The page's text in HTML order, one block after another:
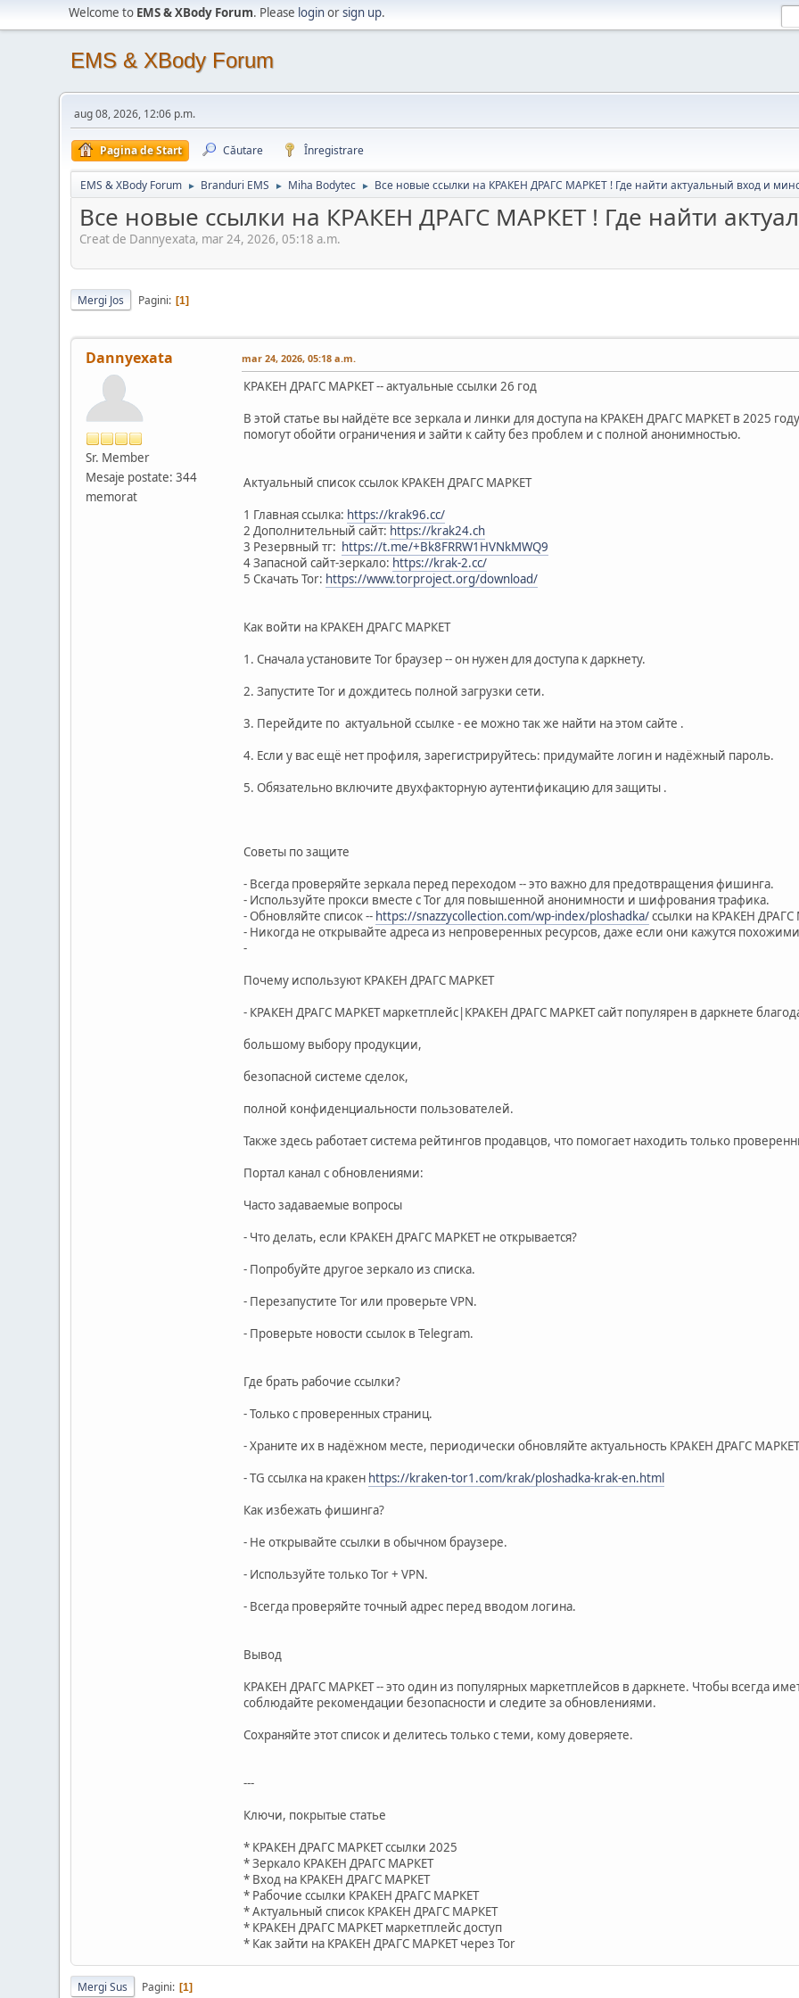
Welcome to EMS & XBody Forum. Please loginorsign up.
EMS & XBody Forum
aug 08, 2026, 12:06 p.m.
Pagina de Start Căutare Înregistrare
EMS & XBody Forum ► Branduri EMS ► Miha Bodytec ► Все новые ссылки на КРАКЕН ДРАГС МАРКЕТ ! Где найти актуальный вход и
Все новые ссылки на КРАКЕН ДРАГС МАРКЕТ ! Где найти
Creat de Dannyexata, mar 24, 2026, 05:18 a.m.
Mergi Jos Pagini 1
Dannyexata
Sr. Member
Mesaje postate: 344
memorat
mar 24, 2026, 05:18 a.m.
КРАКЕН ДРАГС МАРКЕТ -- актуальные ссылки 26 год
В этой статье вы найдёте все зеркала и линки для доступа на КРАКЕН ДРАГС МАРКЕТ в 2025
помогут обойти ограничения и зайти к сайту без проблем и с полной анонимностью.
Актуальный список ссылок КРАКЕН ДРАГС МАРКЕТ
1 Главная ссылка: https://krak96.cc/
2 Дополнительный сайт: https://krak24.ch
3 Резервный тг: https://t.me/+Bk8FRRW1HVNkMWQ9
4 Запасной сайт-зеркало: https://krak-2.cc/
5 Скачать Tor: https://www.torproject.org/download/
Как войти на КРАКЕН ДРАГС МАРКЕТ
1. Сначала установите Tor браузер -- он нужен для доступа к даркнету.
2. Запустите Tor и дождитесь полной загрузки сети.
3. Перейдите по актуальной ссылке - ее можно так же найти на этом сайте .
4. Если у вас ещё нет профиля, зарегистрируйтесь: придумайте логин и надёжный пароль.
5. Обязательно включите двухфакторную аутентификацию для защиты .
Советы по защите
- Всегда проверяйте зеркала перед переходом -- это важно для предотвращения фишинга.
- Используйте прокси вместе с Tor для повышенной анонимности и шифрования трафика.
- Обновляйте список -- https://snazzycollection.com/wp-index/ploshadka/ссылки на КРАКЕН ДРАГС
- Никогда не открывайте адреса из непроверенных ресурсов, даже если они кажутся
-
Почему используют КРАКЕН ДРАГС МАРКЕТ
- КРАКЕН ДРАГС МАРКЕТ маркетплейс|КРАКЕН ДРАГС МАРКЕТ сайт популярен в даркнете
большому выбору продукции,
безопасной системе сделок,
полной конфиденциальности пользователей.
Также здесь работает система рейтингов продавцов, что помогает находить только
Портал канал с обновлениями:
Часто задаваемые вопросы
- Что делать, если КРАКЕН ДРАГС МАРКЕТ не открывается?
- Попробуйте другое зеркало из списка.
- Перезапустите Tor или проверьте VPN.
- Проверьте новости ссылок в Telegram.
Где брать рабочие ссылки?
- Только с проверенных страниц.
- Храните их в надёжном месте, периодически обновляйте актуальность КРАКЕН ДРАГС
- TG ссылка на кракен https://kraken-tor1.com/krak/ploshadka-krak-en.html
Как избежать фишинга?
- Не открывайте ссылки в обычном браузере.
- Используйте только Tor + VPN.
- Всегда проверяйте точный адрес перед вводом логина.
Вывод
КРАКЕН ДРАГС МАРКЕТ -- это один из популярных маркетплейсов в даркнете. Чтобы всегда
соблюдайте рекомендации безопасности и следите за обновлениями.
Сохраняйте этот список и делитесь только с теми, кому доверяете.
---
Ключи, покрытые статье
* КРАКЕН ДРАГС МАРКЕТ ссылки 2025
* Зеркало КРАКЕН ДРАГС МАРКЕТ
* Вход на КРАКЕН ДРАГС МАРКЕТ
* Рабочие ссылки КРАКЕН ДРАГС МАРКЕТ
* Актуальный список КРАКЕН ДРАГС МАРКЕТ
* КРАКЕН ДРАГС МАРКЕТ маркетплейс доступ
* Как зайти на КРАКЕН ДРАГС МАРКЕТ через Tor
Mergi Sus Pagini 1